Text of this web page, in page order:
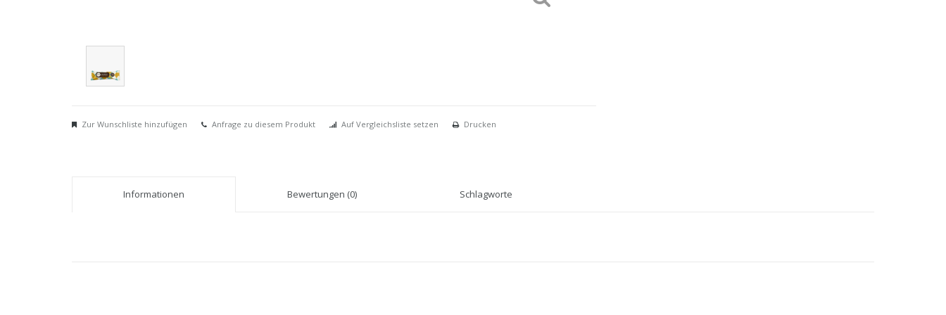
Zur Wunschliste hinzufügen Anfrage zu diesem Produkt Auf Vergleichsliste setzen Drucken
Informationen Bewertungen (0) Schlagworte